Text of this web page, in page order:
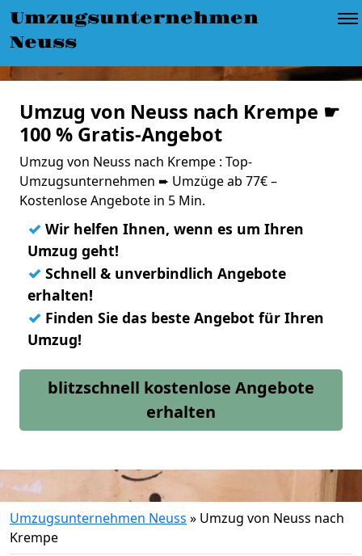
Umzugsunternehmen
Neuss
Umzug von Neuss nach Krempe ☛
100 % Gratis-Angebot
Umzug von Neuss nach Krempe : Top-
Umzugsunternehmen ➨ Umzüge ab 77€ –
Kostenlose Angebote in 5 Min.
✓ Wir helfen Ihnen, wenn es um Ihren
Umzug geht!
✓ Schnell & unverbindlich Angebote
erhalten!
✓ Finden Sie das beste Angebot für Ihren
Umzug!
blitzschnell kostenlose Angebote
erhalten
Umzugsunternehmen Neuss » Umzug von Neuss nach
Krempe